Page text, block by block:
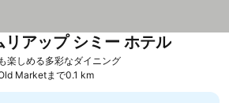
楽しめる多彩なダイニング料金を表示
アップ シミー ホテル
Marketまで0.1 km